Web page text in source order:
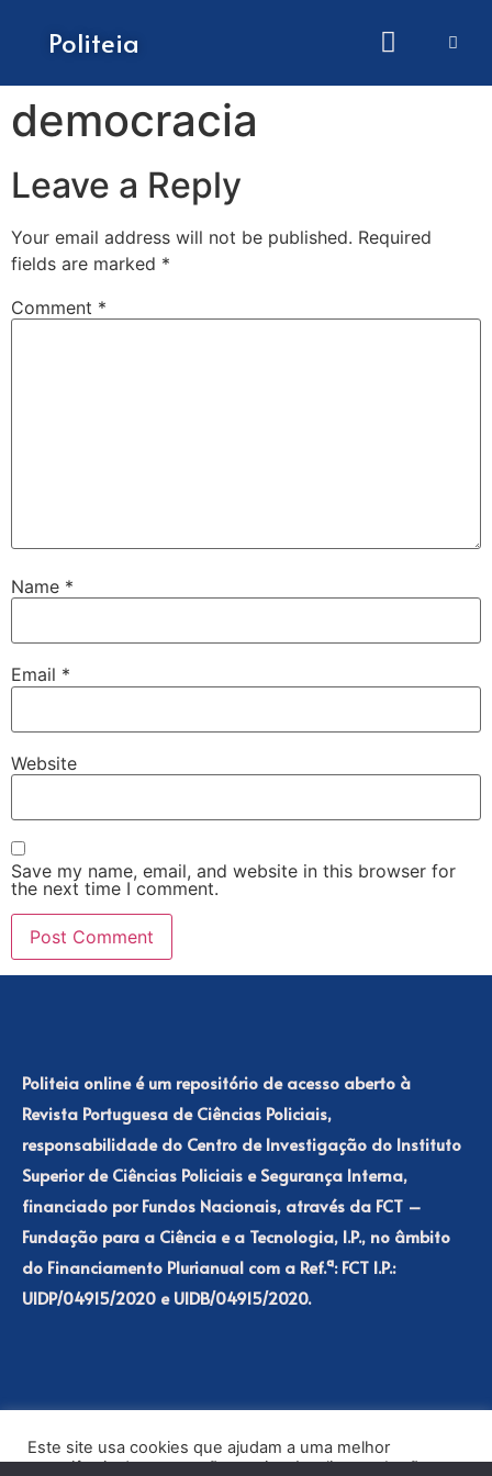
Politeia
democracia
Leave a Reply
Your email address will not be published. Required
fields are marked *
Comment *
Name *
Email *
Website
Save my name, email, and website in this browser for
the next time I comment.
Politeia online é um repositório de acesso aberto à
Revista Portuguesa de Ciências Policiais,
responsabilidade do Centro de Investigação do Instituto
Superior de Ciências Policiais e Segurança Interna,
financiado por Fundos Nacionais, através da FCT –
Fundação para a Ciência e a Tecnologia, I.P., no âmbito
do Financiamento Plurianual com a Ref.ª: FCT I.P.:
UIDP/04915/2020 e UIDB/04915/2020.
Este site usa cookies que ajudam a uma melhor
experiência de navegação no site. Ao clicar no botão